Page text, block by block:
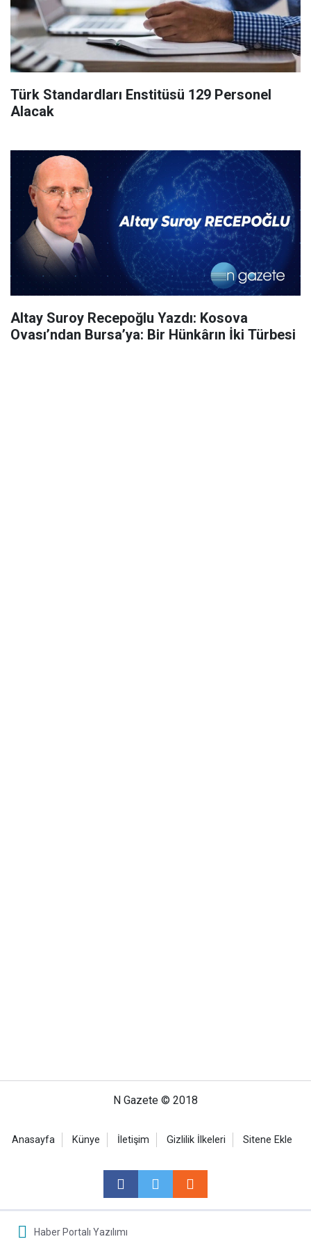
Türk Standardları Enstitüsü 129 Personel
Alacak
Altay Suroy Recepoğlu Yazdı: Kosova
Ovası’ndan Bursa’ya: Bir Hünkârın İki Türbesi
N Gazete © 2018
Anasayfa Künye İletişim Gizlilik İlkeleri Sitene Ekle
Haber Portalı Yazılımı